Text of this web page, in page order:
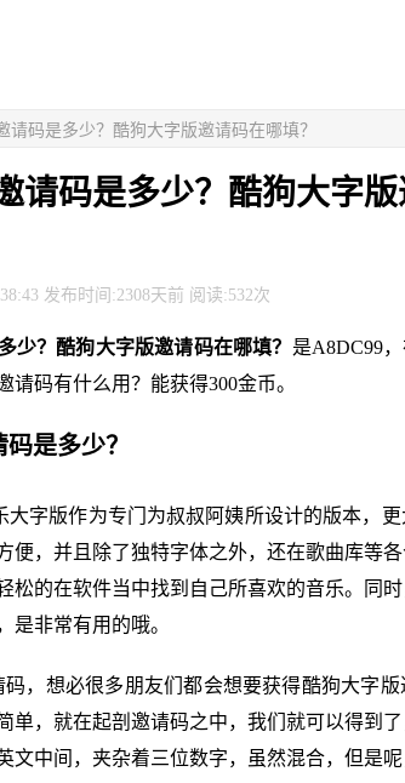
请码是多少？酷狗大字版邀请码在哪填？
请码是多少？酷狗大字
发布时间:2308天前 阅读:532次
少？酷狗大字版邀请码在哪填？ 是A8DC99
请码有什么用？能获得300金币。
是多少？
大字版作为专门为叔叔阿姨所设计的版本，
便，并且除了独特字体之外，还在歌曲库等
松的在软件当中找到自己所喜欢的音乐。同
是非常有用的哦。
码，想必很多朋友们都会想要获得酷狗大字
单，就在起剖邀请码之中，我们就可以得到
文中间，夹杂着三位数字，虽然混合，但是